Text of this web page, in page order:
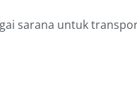
sarana untuk